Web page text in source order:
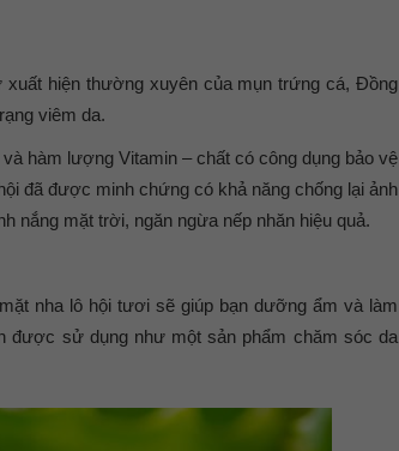
hiện thường xuyên của mụn trứng cá, Đồng
viêm da.
hàm lượng Vitamin – chất có công dụng bảo vệ
đã được minh chứng có khả năng chống lại ảnh
nắng mặt trời, ngăn ngừa nếp nhăn hiệu quả.
nha lô hội tươi sẽ giúp bạn dưỡng ẩm và làm
được sử dụng như một sản phẩm chăm sóc da